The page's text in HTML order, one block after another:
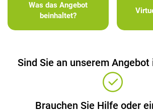
Was das Angebot
beinhaltet?
Sind Sie an unserem
Brauchen Sie Hilfe oder